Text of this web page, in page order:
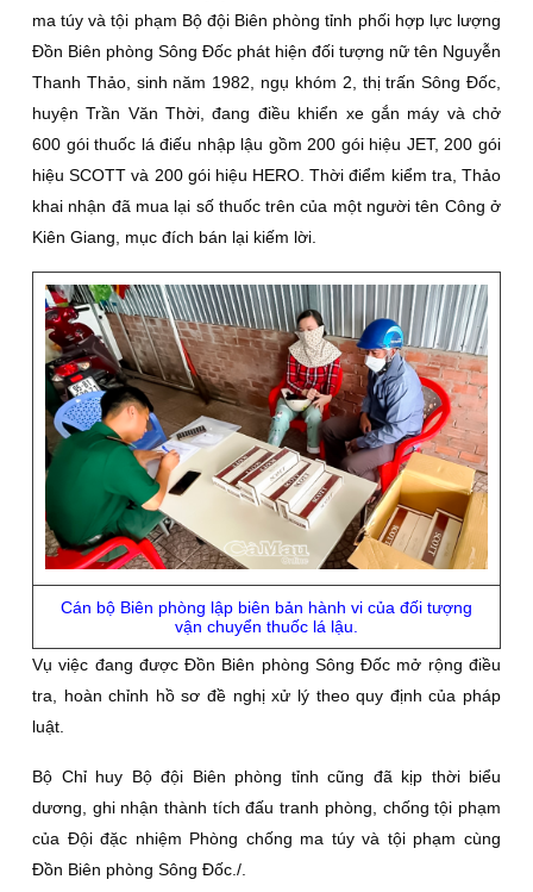
ma túy và tội phạm Bộ đội Biên phòng tỉnh phối hợp lực lượng
Đồn Biên phòng Sông Đốc phát hiện đối tượng nữ tên Nguyễn
Thanh Thảo, sinh năm 1982, ngụ khóm 2, thị trấn Sông Đốc,
huyện Trần Văn Thời, đang điều khiển xe gắn máy và chở
600 gói thuốc lá điếu nhập lậu gồm 200 gói hiệu JET, 200 gói
hiệu SCOTT và 200 gói hiệu HERO. Thời điểm kiểm tra, Thảo
khai nhận đã mua lại số thuốc trên của một người tên Công ở
Kiên Giang, mục đích bán lại kiếm lời.
Cán bộ Biên phòng lập biên bản hành vi của đối tượng
vận chuyển thuốc lá lậu.
Vụ việc đang được Đồn Biên phòng Sông Đốc mở rộng điều
tra, hoàn chỉnh hồ sơ đề nghị xử lý theo quy định của pháp
luật.
Bộ Chỉ huy Bộ đội Biên phòng tỉnh cũng đã kịp thời biểu
dương, ghi nhận thành tích đấu tranh phòng, chống tội phạm
của Đội đặc nhiệm Phòng chống ma túy và tội phạm cùng
Đồn Biên phòng Sông Đốc./.